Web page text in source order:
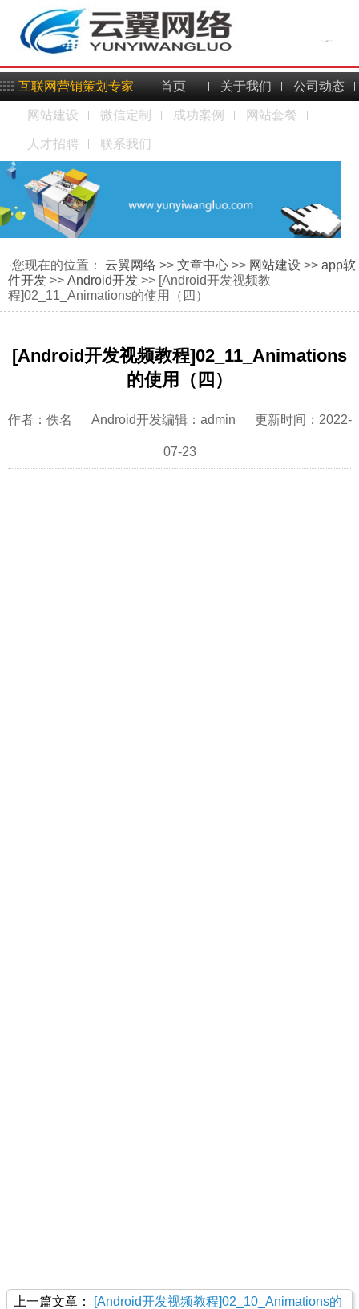
互联网营销策划专家 首页 关于我们 公司动态
网站建设 微信定制 成功案例 网站套餐
人才招聘 联系我们
·您现在的位置： 云翼网络 >> 文章中心 >> 网站建设 >> app软
件开发 >> Android开发 >> [Android开发视频教
程]02_11_Animations的使用（四）
[Android开发视频教程]02_11_Animations
的使用（四）
作者：佚名 Android开发编辑：admin 更新时间：2022-
07-23
上一篇文章：
[Android开发视频教程]02_10_Animations的